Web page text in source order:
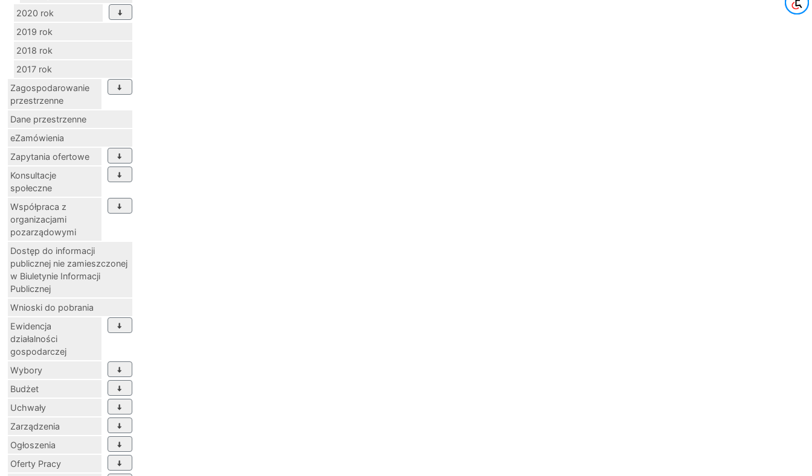
2020 rok
2019 rok
2018 rok
2017 rok
Zagospodarowanie
przestrzenne
Dane przestrzenne
eZamówienia
Zapytania ofertowe
Konsultacje
społeczne
Współpraca z
organizacjami
pozarządowymi
Dostęp do informacji
publicznej nie zamieszczonej
w Biuletynie Informacji
Publicznej
Wnioski do pobrania
Ewidencja
działalności
gospodarczej
Wybory
Budżet
Uchwały
Zarządzenia
Ogłoszenia
Oferty Pracy